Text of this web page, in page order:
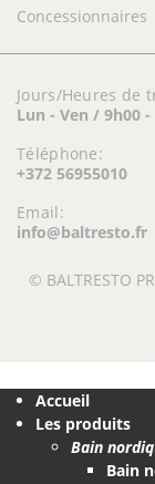
Concessionnaires
Jours/Heures de
Lun - Ven / 9h00 -
Téléphone:
+372 56955010
Email:
info@baltresto.fr
© BALTRESTO
Accueil
Les produits
Bain
Bain